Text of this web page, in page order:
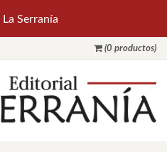
(0 productos)
Serranía